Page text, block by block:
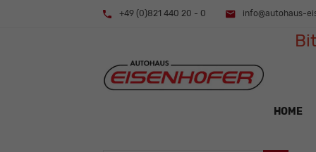
+49 (0)821 440 20 - 0 info@autohaus-
HOME